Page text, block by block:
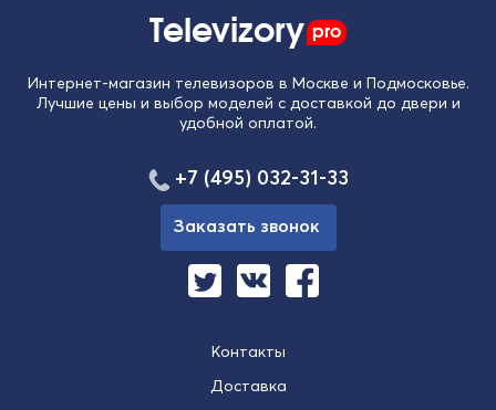
Televizory pro
Интернет-магазин телевизоров в Москве и Подмосковье.
Лучшие цены и выбор моделей с доставкой до двери и
удобной оплатой.
Контакты
Доставка
+7 (495) 032-31-33
Заказать звонок